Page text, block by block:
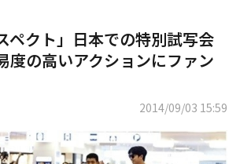
ペクト」日本での特別試写会
の高いアクションにファン
2014/09/03 15:59